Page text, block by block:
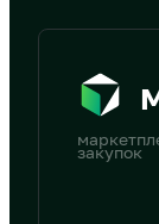
закупок